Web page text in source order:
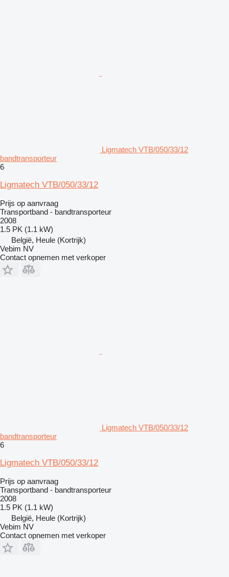
Ligmatech VTB/050/33/12
bandtransporteur
6
Ligmatech VTB/050/33/12
Prijs op aanvraag
Transportband - bandtransporteur
2008
1.5 PK (1.1 kW)
België, Heule (Kortrijk)
Vebim NV
Contact opnemen met verkoper
Ligmatech VTB/050/33/12
bandtransporteur
6
Ligmatech VTB/050/33/12
Prijs op aanvraag
Transportband - bandtransporteur
2008
1.5 PK (1.1 kW)
België, Heule (Kortrijk)
Vebim NV
Contact opnemen met verkoper